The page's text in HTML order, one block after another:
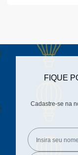
FIQUE
Cadastre-se na